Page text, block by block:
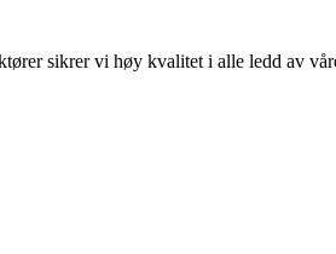
sikrer vi høy kvalitet i alle ledd av